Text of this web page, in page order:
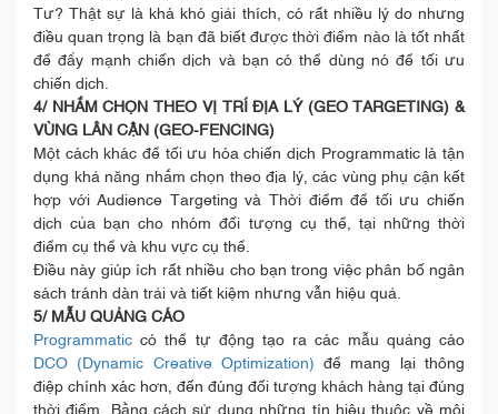
Tư? Thật sự là khá khó giải thích, có rất nhiều lý do nhưng
điều quan trọng là bạn đã biết được thời điểm nào là tốt nhất
để đẩy mạnh chiến dịch và bạn có thể dùng nó để tối ưu
chiến dịch.
4/ NHẮM CHỌN THEO VỊ TRÍ ĐỊA LÝ (GEO TARGETING) &
VÙNG LÂN CẬN (GEO-FENCING)
Một cách khác để tối ưu hóa chiến dịch Programmatic là tận
dụng khả năng nhắm chọn theo địa lý, các vùng phụ cận kết
hợp với Audience Targeting và Thời điểm để tối ưu chiến
dịch của bạn cho nhóm đối tượng cụ thể, tại những thời
điểm cụ thể và khu vực cụ thể.
Điều này giúp ích rất nhiều cho bạn trong việc phân bố ngân
sách tránh dàn trải và tiết kiệm nhưng vẫn hiệu quả.
5/ MẪU QUẢNG CÁO
Programmatic có thể tự động tạo ra các mẫu quảng cáo
DCO (Dynamic Creative Optimization) để mang lại thông
điệp chính xác hơn, đến đúng đối tượng khách hàng tại đúng
thời điểm. Bằng cách sử dụng những tín hiệu thuộc về môi